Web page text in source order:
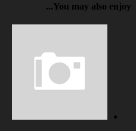
You may also enjoy...